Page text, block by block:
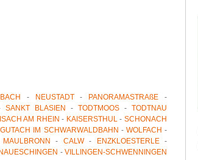
- NEUSTADT- PANORAMASTRAßE -
SANKT BLASIEN -TODTMOOS -TODTNAU
AM RHEIN - KAISERSTHUL- SCHONACH
GUTACH IM SCHWARWALDBAHN - WOLFACH -
MAULBRONN - CALW- ENZKLOESTERLE-
- VILLINGEN-SCHWENNINGEN